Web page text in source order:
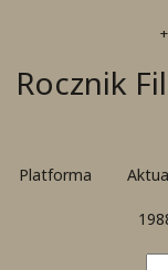
Rocznik
Platforma